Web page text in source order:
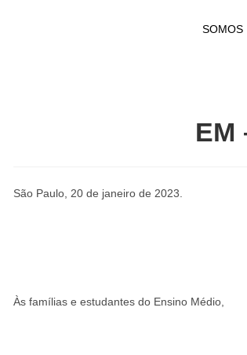
SOMOS
EM
São Paulo, 20 de janeiro de 2023.
Às famílias e estudantes do Ensino Médio,